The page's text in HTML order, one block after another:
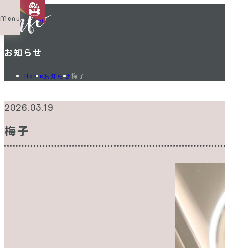
Menu Shop List
お知らせ
Home お知らせ梅子
2026.03.19
梅子